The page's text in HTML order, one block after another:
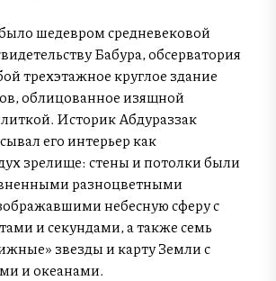
шедевром средневековой
Бабура, обсерватория
трехэтажное круглое здание
облицованное изящной
Историк Абдураззак
его интерьер как
зрелище: стены и потолки были
разноцветными
небесную сферу с
и секундами, а также семь
звезды и карту Земли с
и океанами.